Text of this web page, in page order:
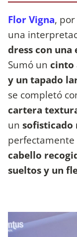
Flor Vigna,
una
dress con una
Sumó un cinto
y un tapado
se completó
cartera
un sofisticado
cabello
sueltos y un